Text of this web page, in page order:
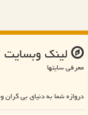
لینك وبسایت
معرفی سایتها
دروازه شما به دنیای بی کران